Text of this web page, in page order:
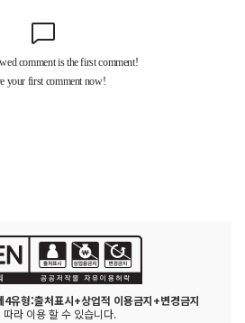
4유형:출처표시+상업적 이용금지+변경금지
따라 이용 할 수 있습니다.